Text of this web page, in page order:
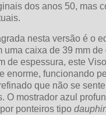
dos anos 50, mas
nesta versão é o
uma caixa de 39 mm de
de espessura, este
enorme, funcionando
que não se
O mostrador azul
ponteiros tipo